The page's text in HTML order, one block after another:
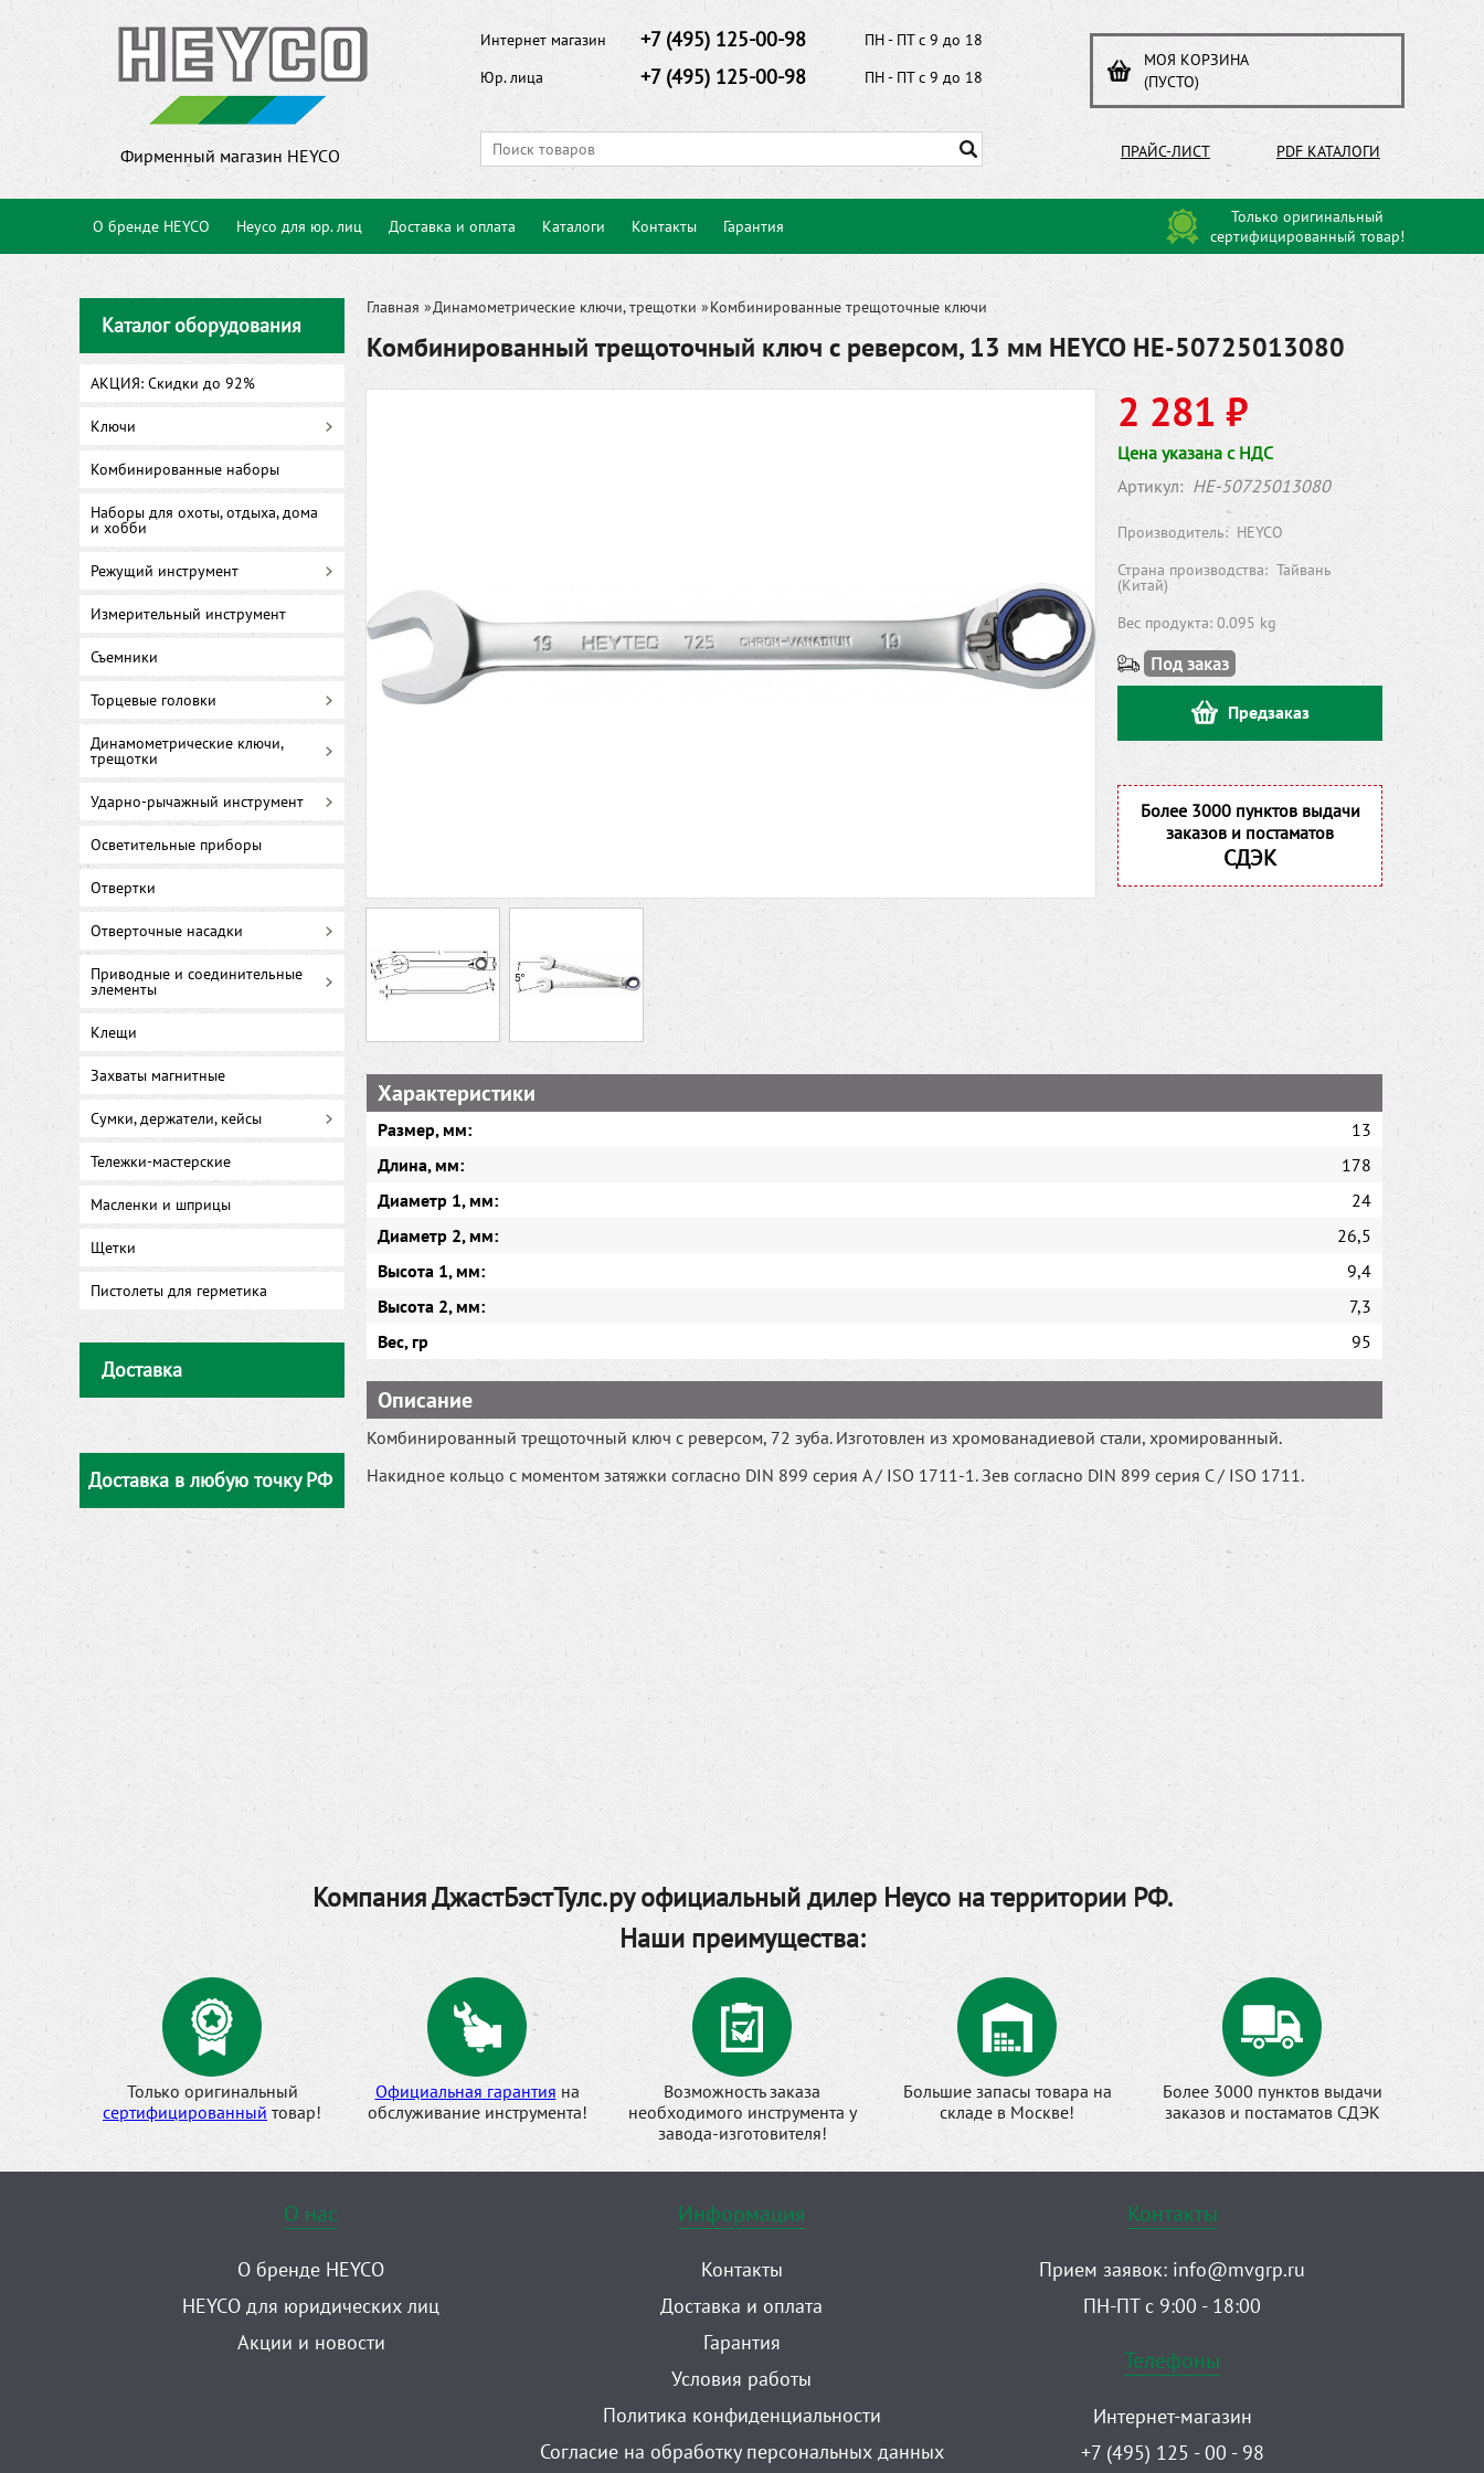
Фирменный магазин HEYCO
Интернет магазин +7 (495) 125-00-98
ПН - ПТ с 9 до 18
Юр. лица
+7 (495) 125-00-98 ПН - ПТ с 9 до 18
МОЯ КОРЗИНА
(ПУСТО)
ПРАЙС-ЛИСТ PDF КАТАЛОГИ
О бренде HEYCO Heyco для юр. лиц Доставка и оплата Каталоги Контакты Гарантия
Только оригинальный
сертифицированный товар!
Каталог оборудования
АКЦИЯ: Скидки до 92%
Ключи
Комбинированные наборы
Наборы для охоты, отдыха, дома
и хобби
Режущий инструмент
Измерительный инструмент
Съемники
Торцевые головки
Динамометрические ключи,
трещотки
Ударно-рычажный инструмент
Осветительные приборы
Отвертки
Отверточные насадки
Приводные и соединительные
элементы
Клещи
Захваты магнитные
Сумки, держатели, кейсы
Тележки-мастерские
Масленки и шприцы
Щетки
Пистолеты для герметика
Доставка
Доставка в любую точку РФ
Главная »Динамометрические ключи, трещотки »Комбинированные трещоточные ключи
Комбинированный трещоточный ключ с реверсом, 13 мм HEYCO HE-50725013080
2 281 ₽
Цена указана с НДС
Артикул: HE-50725013080
Производитель: HEYCO
Страна производства: Тайвань
(Китай)
Вес продукта: 0.095 kg
Под заказ
Предзаказ
Более 3000 пунктов выдачи
заказов и постаматов
СДЭК
Характеристики
Размер, мм:
13
Длина, мм:
178
Диаметр 1, мм:
24
Диаметр 2, мм:
26,5
Высота 1, мм:
9,4
Высота 2, мм:
7,3
Вес, гр
95
Описание
Комбинированный трещоточный ключ с реверсом, 72 зуба. Изготовлен из хромованадиевой стали, хромированный.
Накидное кольцо с моментом затяжки согласно DIN 899 серия A / ISO 1711-1. Зев согласно DIN 899 серия C / ISO 1711.
Компания ДжастБэстТулс.ру официальный дилер Heyco на территории РФ.
Наши преимущества:
Только оригинальный
сертифицированный товар!
Официальная гарантия на
обслуживание инструмента!
Возможность заказа
необходимого инструмента у
завода-изготовителя!
Большие запасы товара на
складе в Москве!
Более 3000 пунктов выдачи
заказов и постаматов СДЭК
О нас
О бренде HEYCO
HEYCO для юридических лиц
Акции и новости
Информация
Контакты
Доставка и оплата
Гарантия
Условия работы
Политика конфиденциальности
Согласие на обработку персональных данных
Контакты
Прием заявок: info@mvgrp.ru
ПН-ПТ с 9:00 - 18:00
Телефоны
Интернет-магазин
+7 (495) 125 - 00 - 98